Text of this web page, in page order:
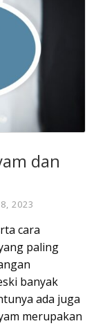
dan
2023
cara
paling
banyak
ada juga
merupakan